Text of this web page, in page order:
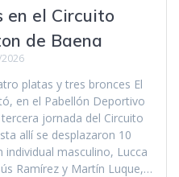
en el Circuito
de Baena
platas y tres bronces El
en el Pabellón Deportivo
jornada del Circuito
allí se desplazaron 10
individual masculino, Lucca
Ramírez y Martín Luque,…